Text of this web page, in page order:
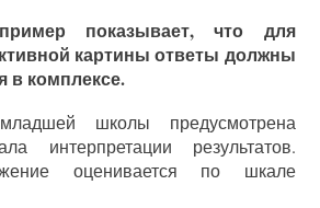
показывает, что для
картины ответы должны
в комплексе.
школы предусмотрена
интерпретации результатов.
оценивается по шкале